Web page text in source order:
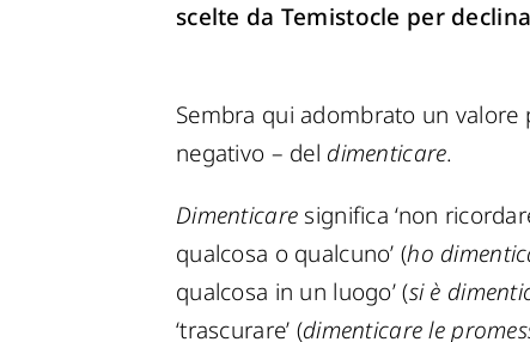
scelte da Temistocle per
Sembra qui adombrato un
negativo – del dimenticare.
Dimenticare significa ‘non
qualcosa o qualcuno’ (ho
qualcosa in un luogo’ (si è
‘trascurare’ (dimenticare le